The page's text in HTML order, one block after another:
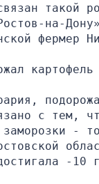
такой
на-
фермер
картофель
с тем,
заморозки -
-10